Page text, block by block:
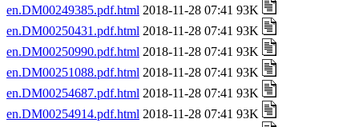
en.DM00249385.pdf.html 2018-11-28 07:41 93K
en.DM00250431.pdf.html 2018-11-28 07:41 93K
en.DM00250990.pdf.html 2018-11-28 07:41 93K
en.DM00251088.pdf.html 2018-11-28 07:41 93K
en.DM00254687.pdf.html 2018-11-28 07:41 93K
en.DM00254914.pdf.html 2018-11-28 07:41 93K